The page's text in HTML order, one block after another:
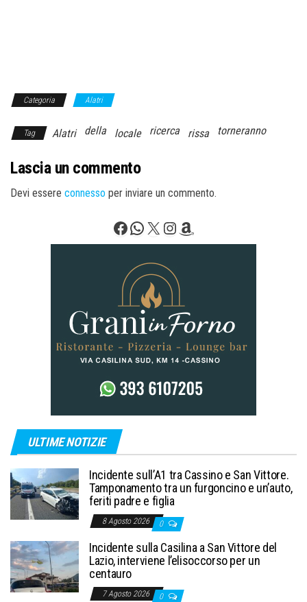
Categoria Alatri
Tag Alatri della locale ricerca rissa torneranno
Lascia un commento
Devi essere connesso per inviare un commento.
Facebook
WhatsApp
X Instagram
Amazon
ULTIME NOTIZIE
Incidente sull’A1 tra Cassino e San Vittore.
Tamponamento tra un furgoncino e un’auto,
feriti padre e figlia
8 Agosto 2026 0
Incidente sulla Casilina a San Vittore del
Lazio, interviene l’elisoccorso per un
centauro
7 Agosto 2026 0